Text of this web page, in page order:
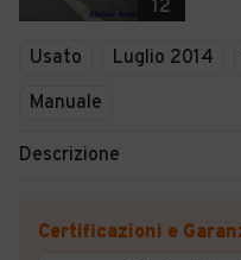
12
Usato Luglio 2014
Manuale
Descrizione
Certificazioni e